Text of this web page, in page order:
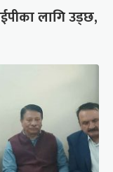
लागि उड्छ,